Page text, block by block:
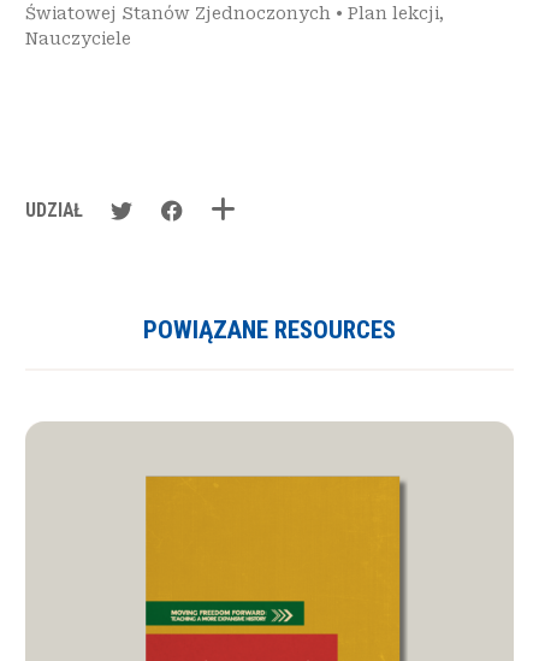
Światowej Stanów Zjednoczonych • Plan lekcji,
Nauczyciele
UDZIAŁ
POWIĄZANE RESOURCES